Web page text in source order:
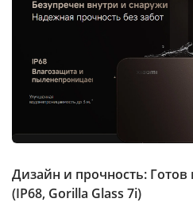
Дизайн и прочность:
(IP68, Gorilla Glass 7i)